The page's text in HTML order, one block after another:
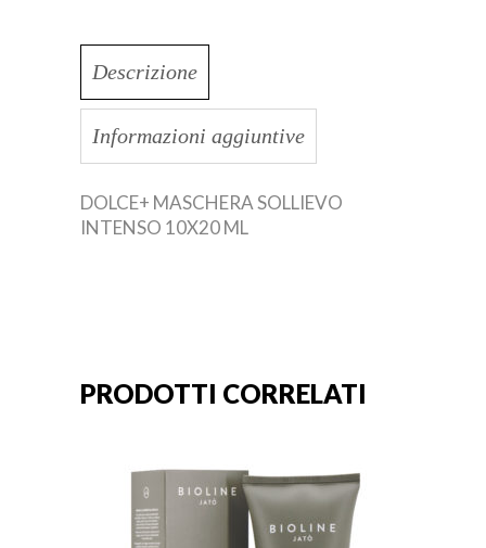
Descrizione
Informazioni aggiuntive
DOLCE+ MASCHERA SOLLIEVO
INTENSO 10X20 ML
PRODOTTI CORRELATI